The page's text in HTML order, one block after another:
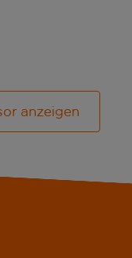
anzeigen